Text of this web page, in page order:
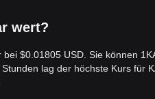
wert?
$0.01805 USD. Sie können
lag der höchste Kurs für